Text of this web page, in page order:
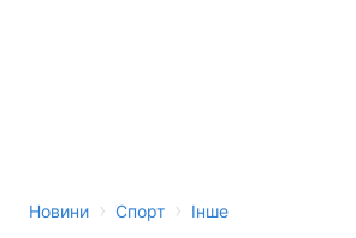
Новини › Спорт › Інше